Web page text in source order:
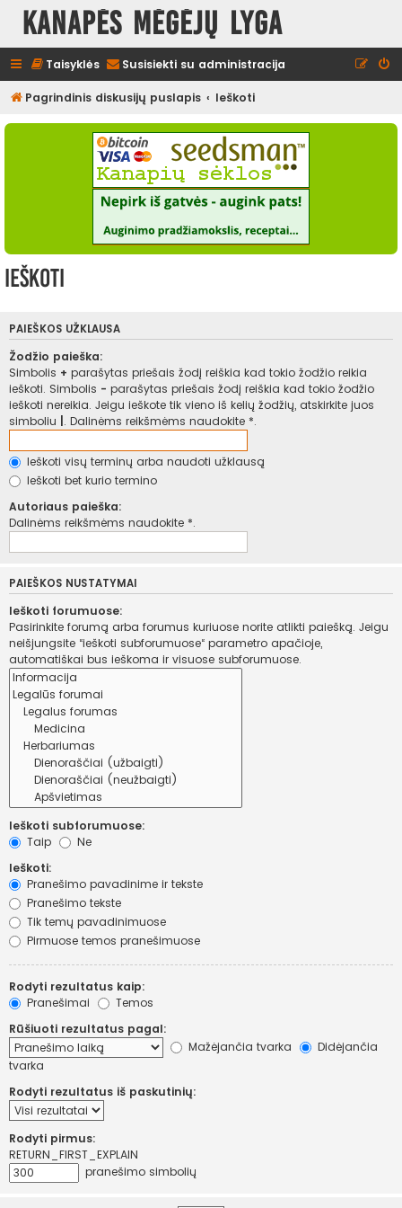
Kanapės mėgėjų lyga
Taisyklės Susisiekti su administracija
Pagrindinis diskusijų puslapis Ieškoti
Ieškoti
PAIEŠKOS UŽKLAUSA
Žodžio paieška:
Simbolis + parašytas priešais žodį reiškia kad tokio žodžio reikia
ieškoti. Simbolis - parašytas priešais žodį reiškia kad tokio žodžio
ieškoti nereikia. Jeigu ieškote tik vieno iš kelių žodžių, atskirkite juos
simboliu . Dalinėms reikšmėms naudokite *.
Ieškoti visų terminų arba naudoti užklausą
Ieškoti bet kurio termino
Autoriaus paieška:
Dalinėms reikšmėms naudokite *.
PAIEŠKOS NUSTATYMAI
Ieškoti forumuose:
Pasirinkite forumą arba forumus kuriuose norite atlikti paiešką. Jeigu
neišjungsite “ieškoti subforumuose“ parametro apačioje,
automatiškai bus ieškoma ir visuose subforumuose.
Ieškoti subforumuose:
Taip
Ne
Ieškoti:
Pranešimo pavadinime ir tekste
Pranešimo tekste
Tik temų pavadinimuose
Pirmuose temos pranešimuose
Rodyti rezultatus kaip:
Pranešimai
Temos
Rūšiuoti rezultatus pagal:
Mažėjančia tvarka
Didėjančia
tvarka
Rodyti rezultatus iš paskutinių:
Rodyti pirmus:
RETURN_FIRST_EXPLAIN
pranešimo simbolių